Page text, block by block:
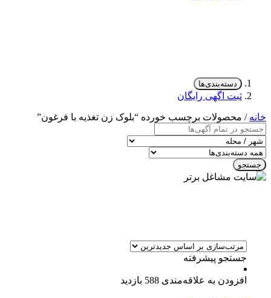
دسته‌بندی‌ها
ثبت اگهی رایگان
خانه / محصولات برچسب خورده “بلوک زن تغذیه با فرغون”
جستجو
جستجو پیشرفته
افزودن به علاقه‌مندی 588 بازدید